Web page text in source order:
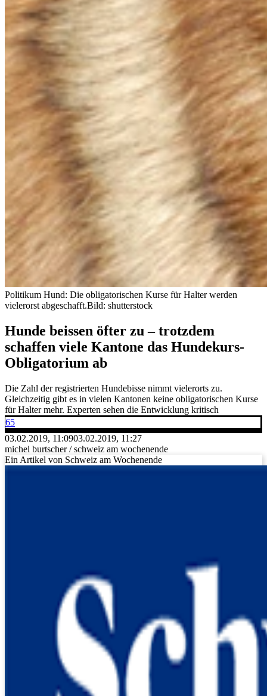
Politikum Hund: Die obligatorischen Kurse für Halter werden
vielerorst abgeschafft.Bild: shutterstock
Hunde beissen öfter zu – trotzdem
schaffen viele Kantone das Hundekurs-
Obligatorium ab
Die Zahl der registrierten Hundebisse nimmt vielerorts zu.
Gleichzeitig gibt es in vielen Kantonen keine obligatorischen Kurse
für Halter mehr. Experten sehen die Entwicklung kritisch
65
03.02.2019, 11:0903.02.2019, 11:27
michel burtscher / schweiz am wochenende
Ein Artikel von Schweiz am Wochenende